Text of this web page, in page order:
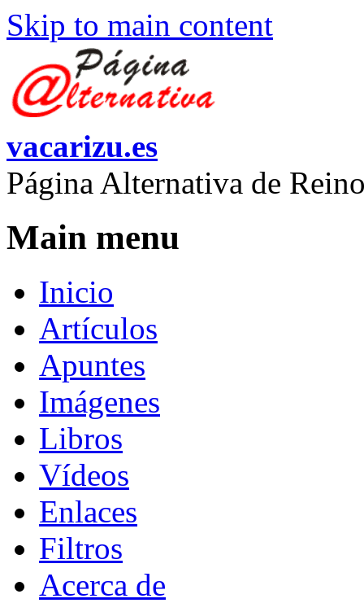
Skip to main content
vacarizu.es
Página Alternativa de
Main menu
Inicio
Artículos
Apuntes
Imágenes
Libros
Vídeos
Enlaces
Filtros
Acerca de